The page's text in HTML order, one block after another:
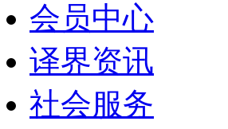
会员中心
译界资讯
社会服务